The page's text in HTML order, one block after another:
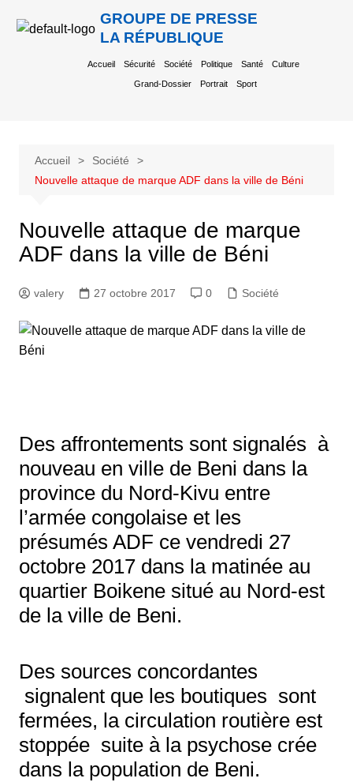
GROUPE DE PRESSE
LA RÉPUBLIQUE
Accueil Sécurité Société Politique Santé Culture
Grand-Dossier Portrait Sport
Accueil
Société
Nouvelle attaque de marque ADF dans la ville de Béni
Nouvelle attaque de marque
ADF dans la ville de Béni
valery 27 octobre 2017 0 Société
Des affrontements sont signalés à
nouveau en ville de Beni dans la
province du Nord-Kivu entre
l’armée congolaise et les
présumés ADF ce vendredi 27
octobre 2017 dans la matinée au
quartier Boikene situé au Nord-est
de la ville de Beni.
Des sources concordantes
signalent que les boutiques sont
fermées, la circulation routière est
stoppée suite à la psychose crée
dans la population de Beni.